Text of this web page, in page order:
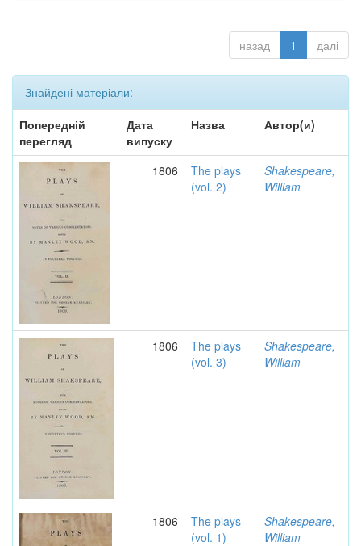
назад 1 далі
Знайдені матеріали:
Попередній
перегляд
Дата
випуску
Назва Автор(и)
1806
The plays
(vol. 2)
Shakespeare,
William
1806
The plays
(vol. 3)
Shakespeare,
William
1806
The plays
(vol. 1)
Shakespeare,
William